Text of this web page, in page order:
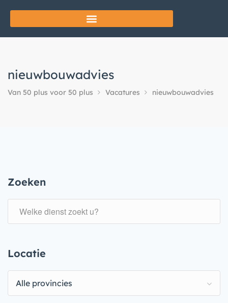
nieuwbouwadvies
Van 50 plus voor 50 plus Vacatures nieuwbouwadvies
Zoeken
Locatie
Alle provincies